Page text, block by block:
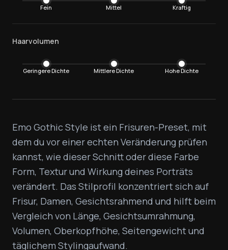
Fein Mittel Kraftig
Haarvolumen
Geringere Dichte Mittlere Dichte Hohe Dichte
Emo Gothic Style ist ein Frisuren-Preset, mit
dem du vor einer echten Veränderung prüfen
kannst, wie dieser Schnitt oder diese Farbe
Form, Textur und Wirkung deines Porträts
verändert. Das Stilprofil konzentriert sich auf
Frisur, Damen, Gesichtsrahmend und hilft beim
Vergleich von Länge, Gesichtsumrahmung,
Volumen, Oberkopfhöhe, Seitengewicht und
täglichem Stylingaufwand.